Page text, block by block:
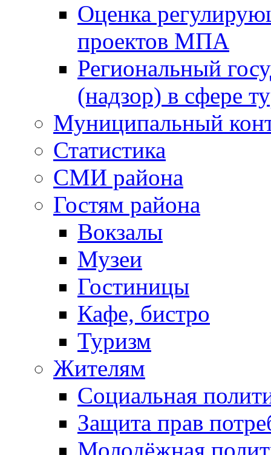
Оценка
проектов МПА
Региональный
(надзор) в сфере
Муниципальный
Статистика
СМИ района
Гостям района
Вокзалы
Музеи
Гостиницы
Кафе, бистро
Туризм
Жителям
Социальная
Защита прав